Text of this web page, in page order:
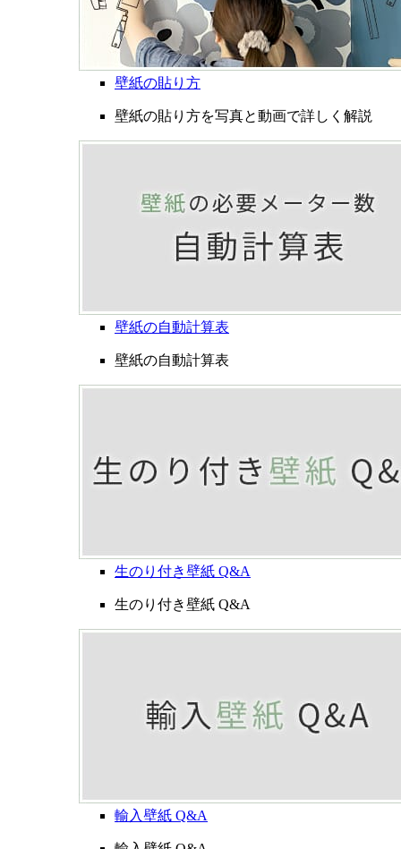
壁紙の貼り方
壁紙の貼り方を写真と動画で詳しく解説
壁紙の自動計算表
壁紙の自動計算表
生のり付き壁紙 Q&A
生のり付き壁紙 Q&A
輸入壁紙 Q&A